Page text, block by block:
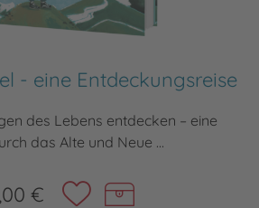
- eine Entdeckungsreise
des Lebens entdecken – eine
das Alte und Neue ...
€